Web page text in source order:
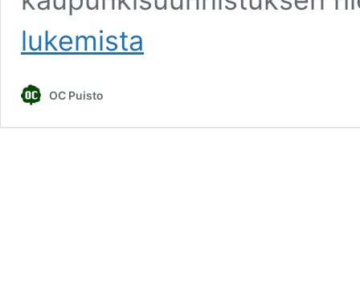
lukemista
OC Puisto